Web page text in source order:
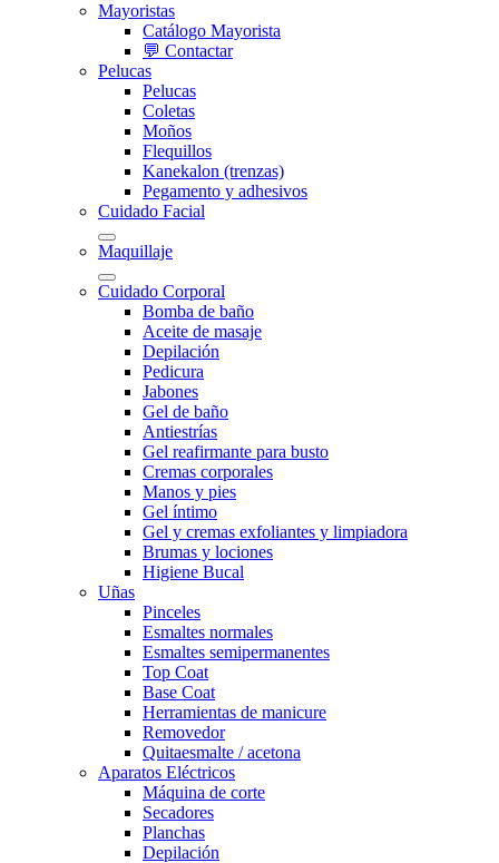
Mayoristas
Catálogo Mayorista
💬 Contactar
Pelucas
Pelucas
Coletas
Moños
Flequillos
Kanekalon (trenzas)
Pegamento y adhesivos
Cuidado Facial
Maquillaje
Cuidado Corporal
Bomba de baño
Aceite de masaje
Depilación
Pedicura
Jabones
Gel de baño
Antiestrías
Gel reafirmante para busto
Cremas corporales
Manos y pies
Gel íntimo
Gel y cremas exfoliantes y limpiadora
Brumas y lociones
Higiene Bucal
Uñas
Pinceles
Esmaltes normales
Esmaltes semipermanentes
Top Coat
Base Coat
Herramientas de manicure
Removedor
Quitaesmalte / acetona
Aparatos Eléctricos
Máquina de corte
Secadores
Planchas
Depilación